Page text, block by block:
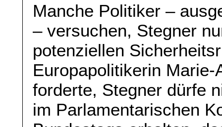
Manche Politiker –
– versuchen, Stegner
potenziellen
Europapolitikerin
forderte, Stegner dürfe
im Parlamentarischen